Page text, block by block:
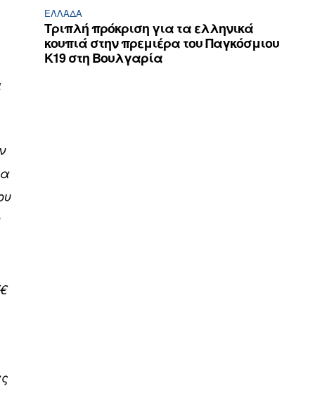
ΕΛΛΆΔΑ
Τριπλή πρόκριση για τα ελληνικά
κουπιά στην πρεμιέρα του Παγκόσμιου
Κ19 στη Βουλγαρία